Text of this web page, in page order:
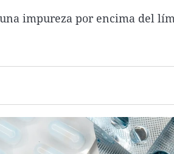
impureza por encima del